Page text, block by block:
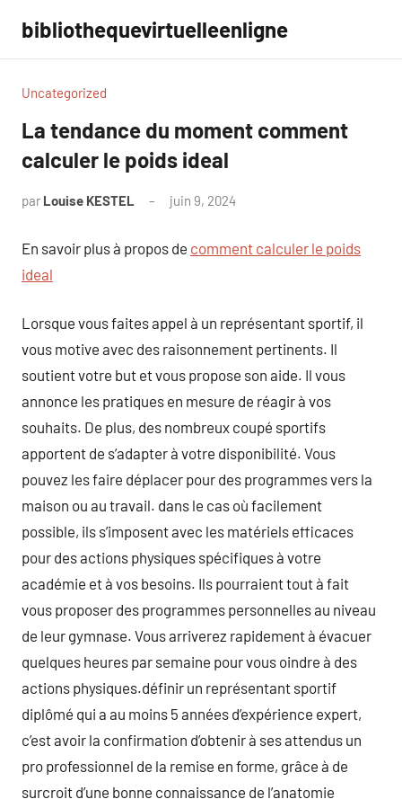
contenu
bibliothequevirtuelleenligne
Uncategorized
La tendance du moment comment
calculer le poids ideal
par Louise KESTEL juin 9, 2024
En savoir plus à propos de comment calculer le poids
ideal
Lorsque vous faites appel à un représentant sportif, il
vous motive avec des raisonnement pertinents. Il
soutient votre but et vous propose son aide. Il vous
annonce les pratiques en mesure de réagir à vos
souhaits. De plus, des nombreux coupé sportifs
apportent de s’adapter à votre disponibilité. Vous
pouvez les faire déplacer pour des programmes vers la
maison ou au travail. dans le cas où facilement
possible, ils s’imposent avec les matériels efficaces
pour des actions physiques spécifiques à votre
académie et à vos besoins. Ils pourraient tout à fait
vous proposer des programmes personnelles au niveau
de leur gymnase. Vous arriverez rapidement à évacuer
quelques heures par semaine pour vous oindre à des
actions physiques.définir un représentant sportif
diplômé qui a au moins 5 années d’expérience expert,
c’est avoir la confirmation d’obtenir à ses attendus un
pro professionnel de la remise en forme, grâce à de
surcroit d’une bonne connaissance de l’anatomie